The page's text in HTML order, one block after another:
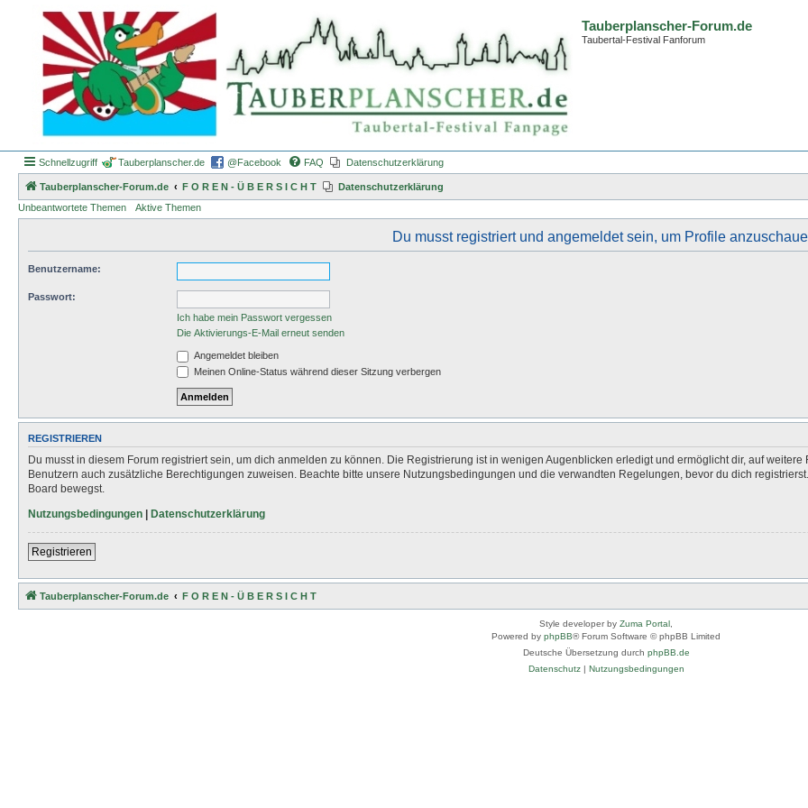
Tauberplanscher-Forum.de
Taubertal-Festival Fanforum
Schnellzugriff Tauberplanscher.de @Facebook FAQ Datenschutzerklärung
Tauberplanscher-Forum.de F O R E N - Ü B E R S I C H T
Datenschutzerklärung
Unbeantwortete Themen
Aktive Themen
Du musst registriert und angemeldet sein, um Profile
Benutzername:
Passwort:
Ich habe mein Passwort vergessen
Die Aktivierungs-E-Mail erneut senden
Angemeldet bleiben
Meinen Online-Status während dieser Sitzung verbergen
REGISTRIEREN
Du musst in diesem Forum registriert sein, um dich anmelden zu können. Die Registrierung ist in wenigen Augenblicken erledigt und ermöglicht dir, auf
Benutzern auch zusätzliche Berechtigungen zuweisen. Beachte bitte unsere Nutzungsbedingungen und die verwandten Regelungen, bevor du dich
Board bewegst.
Nutzungsbedingungen | Datenschutzerklärung
Registrieren
Tauberplanscher-Forum.de F O R E N - Ü B E R S I C H T
Style developer by Zuma Portal
Powered by phpBB® Forum Software © phpBB Limited
Deutsche Übersetzung durch phpBB.de
Datenschutz| Nutzungsbedingungen